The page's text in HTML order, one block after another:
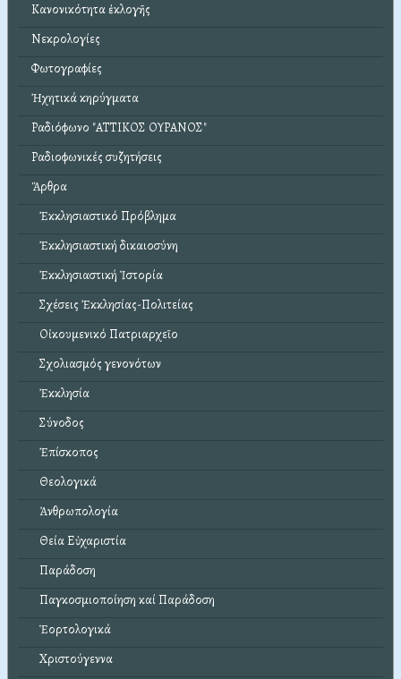
Κανονικότητα ἐκλογῆς
Νεκρολογίες
Φωτογραφίες
Ἠχητικά κηρύγματα
Ραδιόφωνο "ΑΤΤΙΚΟΣ ΟΥΡΑΝΟΣ"
Ραδιοφωνικές συζητήσεις
Ἄρθρα
Ἐκκλησιαστικό Πρόβλημα
Ἐκκλησιαστική δικαιοσύνη
Ἐκκλησιαστική Ἱστορία
Σχέσεις Ἐκκλησίας-Πολιτείας
Οἰκουμενικό Πατριαρχεῖο
Σχολιασμός γενονότων
Ἐκκλησία
Σύνοδος
Ἐπίσκοπος
Θεολογικά
Ἀνθρωπολογία
Θεία Εὐχαριστία
Παράδοση
Παγκοσμιοποίηση καί Παράδοση
Ἑορτολογικά
Χριστούγεννα